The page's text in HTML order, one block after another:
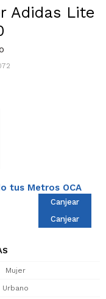
Adidas Lite
tus Metros OCA
Canjear
Canjear
Mujer
Urbano